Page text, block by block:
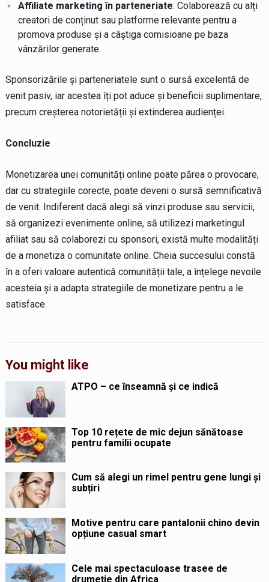
Affiliate marketing în parteneriate: Colaborează cu alți
creatori de conținut sau platforme relevante pentru a
promova produse și a câștiga comisioane pe baza
vânzărilor generate.
Sponsorizările și parteneriatele sunt o sursă excelentă de
venit pasiv, iar acestea îți pot aduce și beneficii suplimentare,
precum creșterea notorietății și extinderea audienței.
Concluzie
Monetizarea unei comunități online poate părea o provocare,
dar cu strategiile corecte, poate deveni o sursă semnificativă
de venit. Indiferent dacă alegi să vinzi produse sau servicii,
să organizezi evenimente online, să utilizezi marketingul
afiliat sau să colaborezi cu sponsori, există multe modalități
de a monetiza o comunitate online. Cheia succesului constă
în a oferi valoare autentică comunității tale, a înțelege nevoile
acesteia și a adapta strategiile de monetizare pentru a le
satisface.
You might like
ATPO – ce înseamnă și ce indică
Top 10 rețete de mic dejun sănătoase
pentru familii ocupate
Cum să alegi un rimel pentru gene lungi și
subțiri
Motive pentru care pantalonii chino devin
opțiune casual smart
Cele mai spectaculoase trasee de
drumeție din Africa